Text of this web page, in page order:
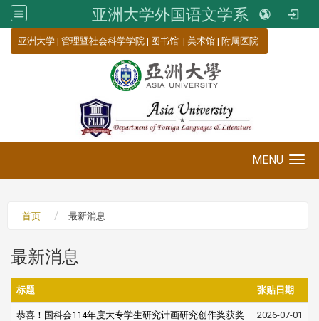
亚洲大学外国语文学系
亚洲大学 | 管理暨社会科学学院 | 图书馆 | 美术馆 | 附属医院
MENU
首页 最新消息
最新消息
标题 张贴日期
恭喜！国科会114年度大专学生研究计画研究创作奖获奖
2026-07-01